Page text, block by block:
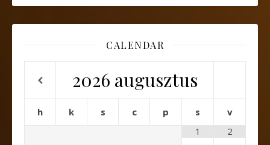
CALENDAR
2026 augusztus
h k s c p s
v
1
2